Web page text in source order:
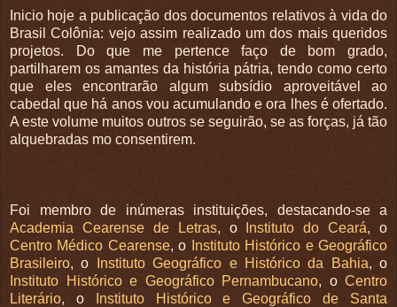
Inicio hoje a publicação dos documentos relativos à vida do
Brasil Colônia: vejo assim realizado um dos mais queridos
projetos. Do que me pertence faço de bom grado,
partilharem os amantes da história pátria, tendo como certo
que eles encontrarão algum subsídio aproveitável ao
cabedal que há anos vou acumulando e ora lhes é ofertado.
A este volume muitos outros se seguirão, se as forças, já tão
alquebradas mo consentirem.
Foi membro de inúmeras instituições, destacando-se a
Academia Cearense de Letras, o Instituto do Ceará, o
Centro Médico Cearense, o
Instituto Histórico e Geográfico
Brasileiro, o Instituto Geográfico e Histórico da Bahia, o
Instituto Histórico e Geográfico Pernambucano, o Centro
Literário, o
Instituto Histórico e Geográfico de Santa